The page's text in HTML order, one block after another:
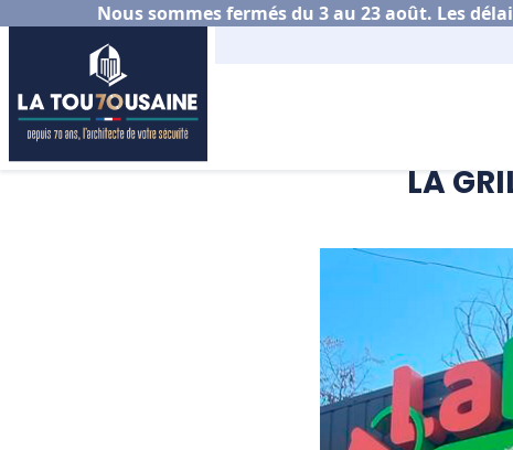
Nous sommes fermés du 3 au 23 août. Les
LA
LA